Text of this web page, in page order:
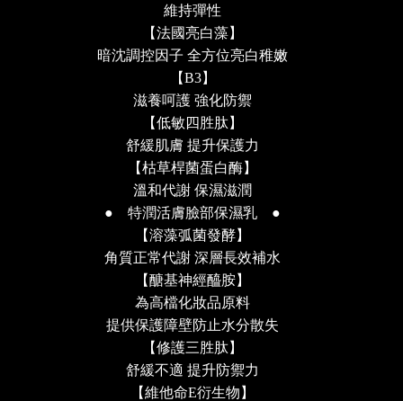
維持彈性
【法國亮白藻】
暗沈調控因子 全方位亮白稚嫩
【B3】
滋養呵護 強化防禦
【低敏四胜肽】
舒緩肌膚 提升保護力
【枯草桿菌蛋白酶】
溫和代謝 保濕滋潤
● 特潤活膚臉部保濕乳 ●
【溶藻弧菌發酵】
角質正常代謝 深層長效補水
【醣基神經醯胺】
為高檔化妝品原料
提供保護障壁防止水分散失
【修護三胜肽】
舒緩不適 提升防禦力
【維他命E衍生物】